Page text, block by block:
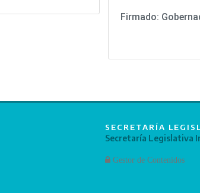
Firmado:
SECRETARÍA
Secretaría Legislativa
Gestor de Contenidos